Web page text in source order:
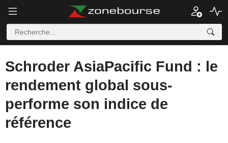
Schroder AsiaPacific Fund : le
rendement global sous-
performe son indice de
référence